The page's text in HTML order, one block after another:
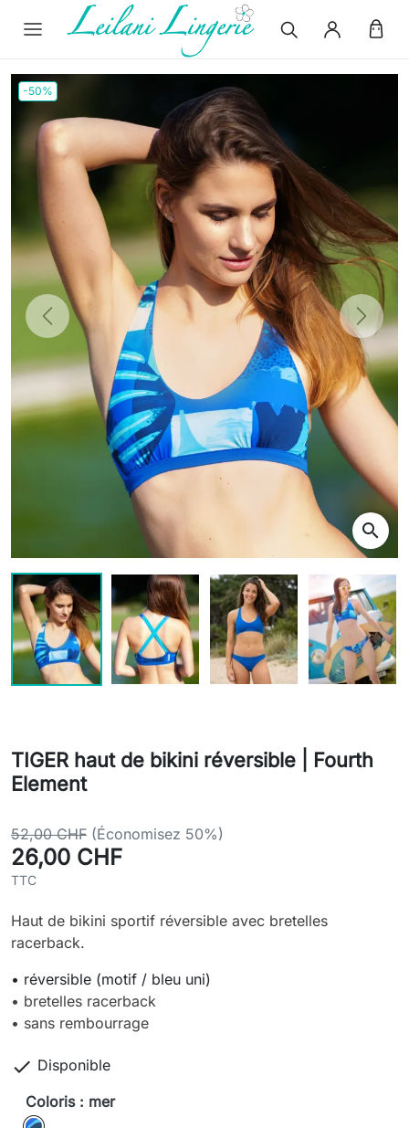
-50%
Previous Next
search
TIGER haut de bikini réversible | Fourth
Element
52,00 CHF (Économisez 50%)
26,00 CHF
TTC
Haut de bikini sportif réversible avec bretelles
racerback.
• réversible (motif / bleu uni)
• bretelles racerback
• sans rembourrage
 Disponible
Coloris : mer
mer